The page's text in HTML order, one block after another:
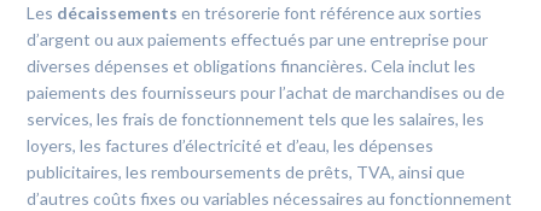
Les décaissements en trésorerie font référence aux sorties
d’argent ou aux paiements effectués par une entreprise pour
diverses dépenses et obligations financières. Cela inclut les
paiements des fournisseurs pour l’achat de marchandises ou de
services, les frais de fonctionnement tels que les salaires, les
loyers, les factures d’électricité et d’eau, les dépenses
publicitaires, les remboursements de prêts, TVA, ainsi que
d’autres coûts fixes ou variables nécessaires au fonctionnement